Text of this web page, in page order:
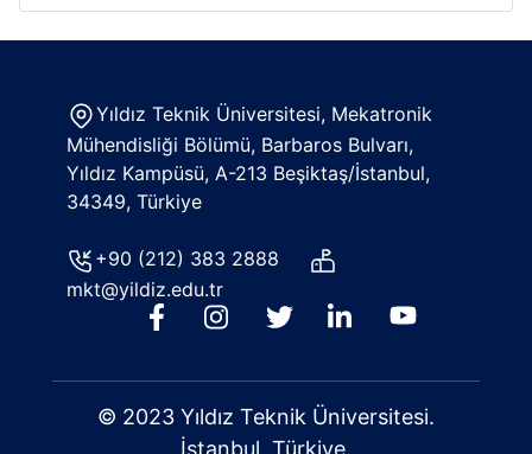
Yıldız Teknik Üniversitesi, Mekatronik
Mühendisliği Bölümü, Barbaros Bulvarı,
Yıldız Kampüsü, A-213 Beşiktaş/İstanbul,
34349, Türkiye
+90 (212) 383 2888
mkt@yildiz.edu.tr
© 2023 Yıldız Teknik Üniversitesi.
İstanbul, Türkiye.